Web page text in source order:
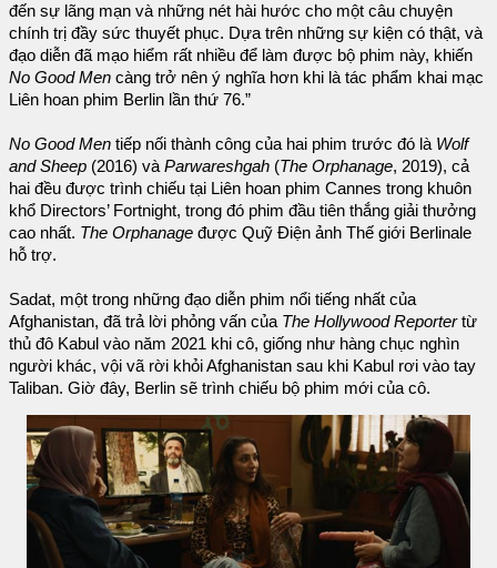
đến sự lãng mạn và những nét hài hước cho một câu chuyện
chính trị đầy sức thuyết phục. Dựa trên những sự kiện có thật, và
đạo diễn đã mạo hiểm rất nhiều để làm được bộ phim này, khiến
No Good Men càng trở nên ý nghĩa hơn khi là tác phẩm khai mạc
Liên hoan phim Berlin lần thứ 76.”
No Good Men tiếp nối thành công của hai phim trước đó là Wolf
and Sheep (2016) và Parwareshgah (The Orphanage, 2019), cả
hai đều được trình chiếu tại Liên hoan phim Cannes trong khuôn
khổ Directors’ Fortnight, trong đó phim đầu tiên thắng giải thưởng
cao nhất. The Orphanage được Quỹ Điện ảnh Thế giới Berlinale
hỗ trợ.
Sadat, một trong những đạo diễn phim nổi tiếng nhất của
Afghanistan, đã trả lời phỏng vấn của The Hollywood Reportertừ
thủ đô Kabul vào năm 2021 khi cô, giống như hàng chục nghìn
người khác, vội vã rời khỏi Afghanistan sau khi Kabul rơi vào tay
Taliban. Giờ đây, Berlin sẽ trình chiếu bộ phim mới của cô.